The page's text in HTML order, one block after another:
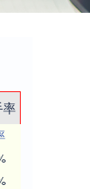
率